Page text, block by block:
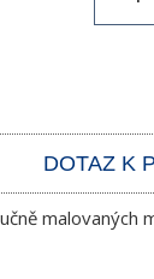
DOTAZ K
malovaných